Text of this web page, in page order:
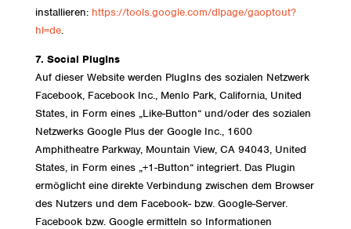
installieren: https://tools.google.com/dlpage/gaoptout?
hl=de.
7. Social PlugIns
Auf dieser Website werden PlugIns des sozialen Netzwerk
Facebook, Facebook Inc., Menlo Park, California, United
States, in Form eines „Like-Button“ und/oder des sozialen
Netzwerks Google Plus der Google Inc., 1600
Amphitheatre Parkway, Mountain View, CA 94043, United
States, in Form eines „+1-Button“ integriert. Das Plugin
ermöglicht eine direkte Verbindung zwischen dem Browser
des Nutzers und dem Facebook- bzw. Google-Server.
Facebook bzw. Google ermitteln so Informationen